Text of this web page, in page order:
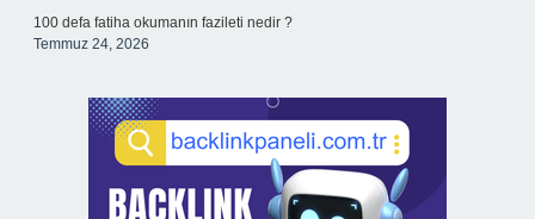
100 defa fatiha okumanın fazileti nedir ?
Temmuz 24, 2026